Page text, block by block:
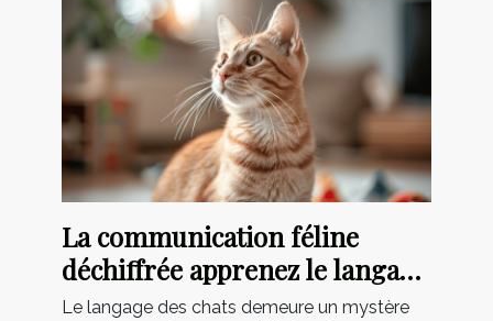
La communication féline
déchiffrée apprenez le langage
corporel de votre chat
Le langage des chats demeure un mystère